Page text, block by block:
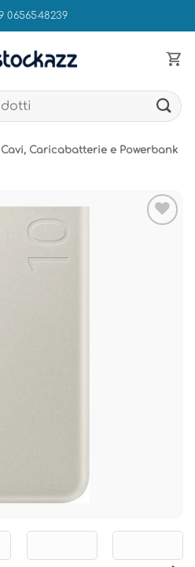
0656548239
Caricabatterie e Powerbank